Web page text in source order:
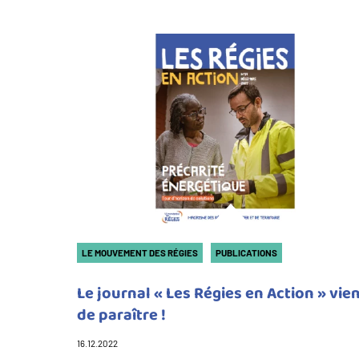
LE MOUVEMENT DES RÉGIES PUBLICATIONS
Le journal « Les Régies en Action »
de paraître !
16.12.2022